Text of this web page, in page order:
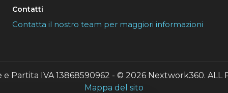
Contatti
Contatta il nostro team per maggiori informazioni
Partita IVA 13868590962 - © 2026 Nextwork360. ALL
Mappa del sito